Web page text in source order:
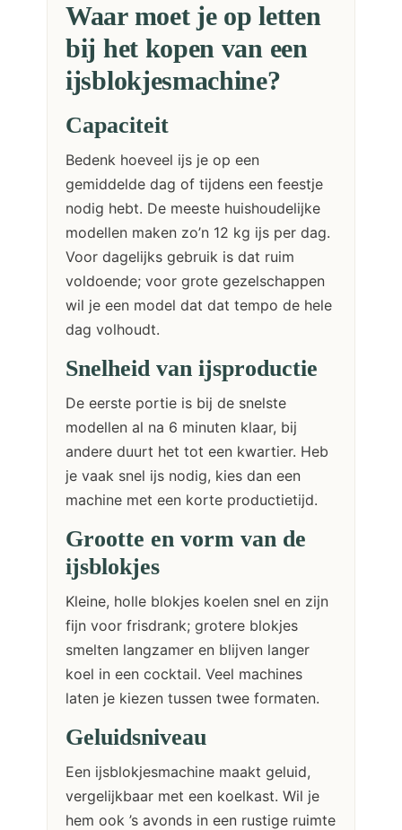
Waar moet je op letten
bij het kopen van een
ijsblokjesmachine?
Capaciteit
Bedenk hoeveel ijs je op een
gemiddelde dag of tijdens een feestje
nodig hebt. De meeste huishoudelijke
modellen maken zo’n 12 kg ijs per dag.
Voor dagelijks gebruik is dat ruim
voldoende; voor grote gezelschappen
wil je een model dat dat tempo de hele
dag volhoudt.
Snelheid van ijsproductie
De eerste portie is bij de snelste
modellen al na 6 minuten klaar, bij
andere duurt het tot een kwartier. Heb
je vaak snel ijs nodig, kies dan een
machine met een korte productietijd.
Grootte en vorm van de
ijsblokjes
Kleine, holle blokjes koelen snel en zijn
fijn voor frisdrank; grotere blokjes
smelten langzamer en blijven langer
koel in een cocktail. Veel machines
laten je kiezen tussen twee formaten.
Geluidsniveau
Een ijsblokjesmachine maakt geluid,
vergelijkbaar met een koelkast. Wil je
hem ook ’s avonds in een rustige ruimte